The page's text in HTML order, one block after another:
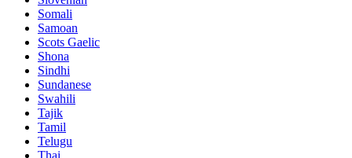
Somali
Samoan
Scots Gaelic
Shona
Sindhi
Sundanese
Swahili
Tajik
Tamil
Telugu
Thai